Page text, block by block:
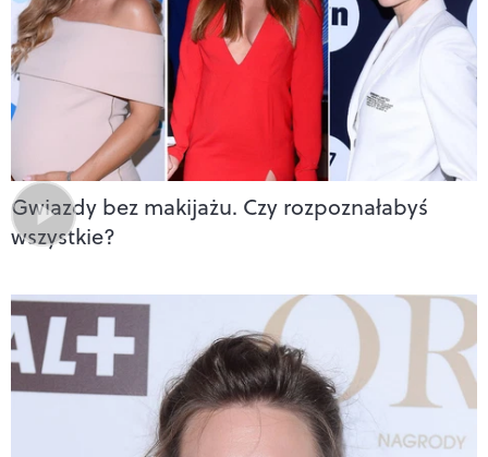
Gwiazdy bez makijażu. Czy rozpoznałabyś
wszystkie?